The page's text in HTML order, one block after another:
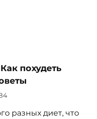
похудеть
разных диет, что